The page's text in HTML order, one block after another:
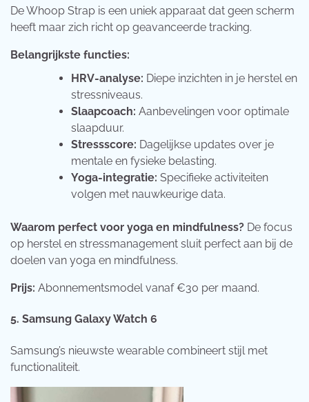
De Whoop Strap is een uniek apparaat dat geen scherm
heeft maar zich richt op geavanceerde tracking.
Belangrijkste functies:
HRV-analyse: Diepe inzichten in je herstel en
stressniveaus.
Slaapcoach: Aanbevelingen voor optimale
slaapduur.
Stressscore: Dagelijkse updates over je
mentale en fysieke belasting.
Yoga-integratie: Specifieke activiteiten
volgen met nauwkeurige data.
Waarom perfect voor yoga en mindfulness? De focus
op herstel en stressmanagement sluit perfect aan bij de
doelen van yoga en mindfulness.
Prijs: Abonnementsmodel vanaf €30 per maand.
5. Samsung Galaxy Watch 6
Samsung’s nieuwste wearable combineert stijl met
functionaliteit.